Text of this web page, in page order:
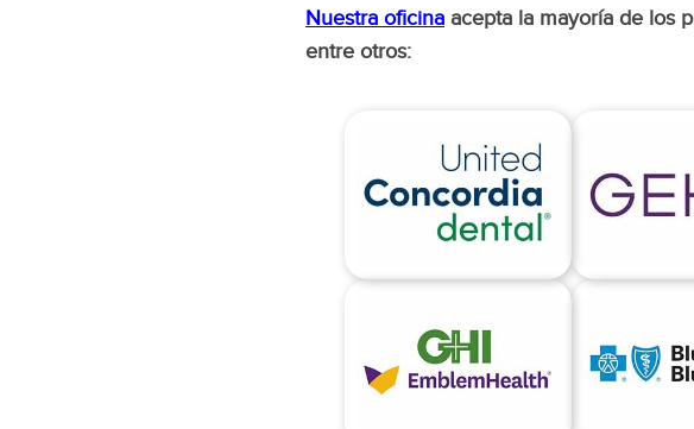
Nuestra oficina acepta la mayoría de los
entre otros: